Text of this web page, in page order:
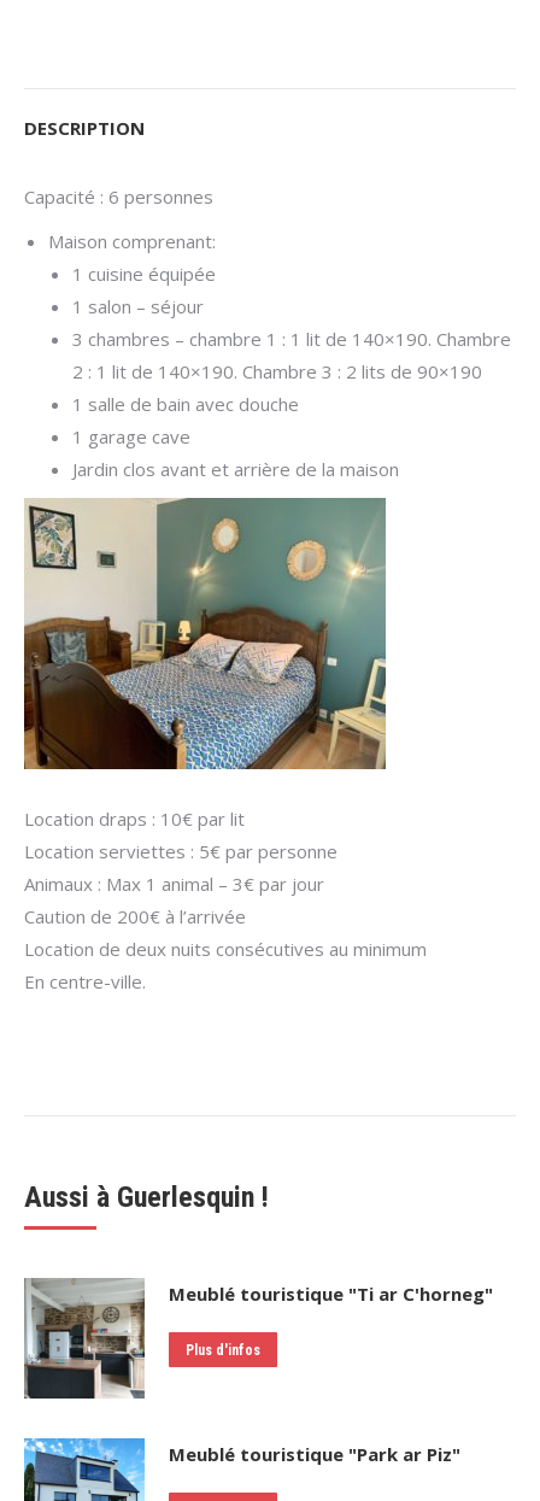
DESCRIPTION
Capacité : 6 personnes
Maison comprenant:
1 cuisine équipée
1 salon – séjour
3 chambres – chambre 1 : 1 lit de 140×190. Chambre
2 : 1 lit de 140×190. Chambre 3 : 2 lits de 90×190
1 salle de bain avec douche
1 garage cave
Jardin clos avant et arrière de la maison
Location draps : 10€ par lit
Location serviettes : 5€ par personne
Animaux : Max 1 animal – 3€ par jour
Caution de 200€ à l’arrivée
Location de deux nuits consécutives au minimum
En centre-ville.
Aussi à Guerlesquin !
Meublé touristique "Ti ar C'horneg"
Plus d'infos
Meublé touristique "Park ar Piz"